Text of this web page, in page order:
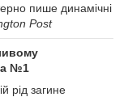
пише динамічні
Post
№1
рід загине